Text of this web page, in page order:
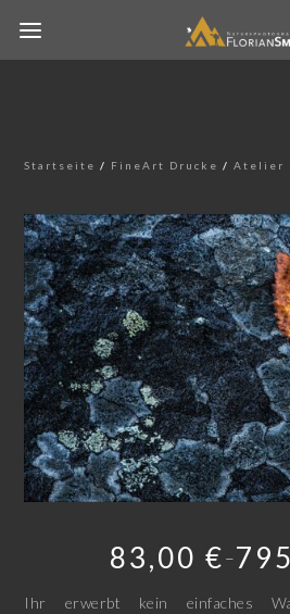
Startseite / FineArt Drucke /Atelier
83,00€ –
Ihr erwerbt kein einfaches